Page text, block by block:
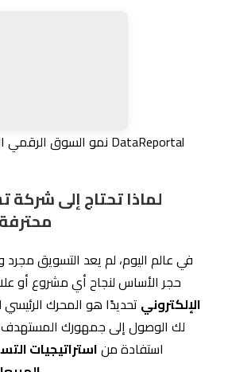
حجر الأساس لنجاح أي مشروع أو
تحديدًا هو المحرك
لك الوصول إلى جمهورك
استفادة مناستراتيجيات
.
أهمية التسويق